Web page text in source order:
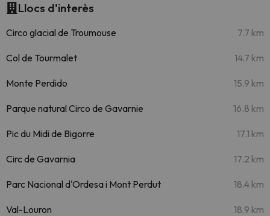
Llocs d'interès
Circo glacial de Troumouse 7.7 km
Col de Tourmalet 14.7 km
Monte Perdido 15.9 km
Parque natural Circo de Gavarnie 16.8 km
Pic du Midi de Bigorre 17.1 km
Circ de Gavarnia 17.2 km
Parc Nacional d'Ordesa i Mont Perdut 18.4 km
Val-Louron 18.9 km